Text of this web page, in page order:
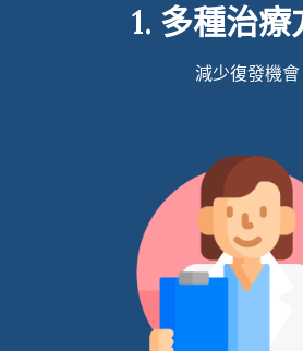
1. 多種治療
減少復發機會